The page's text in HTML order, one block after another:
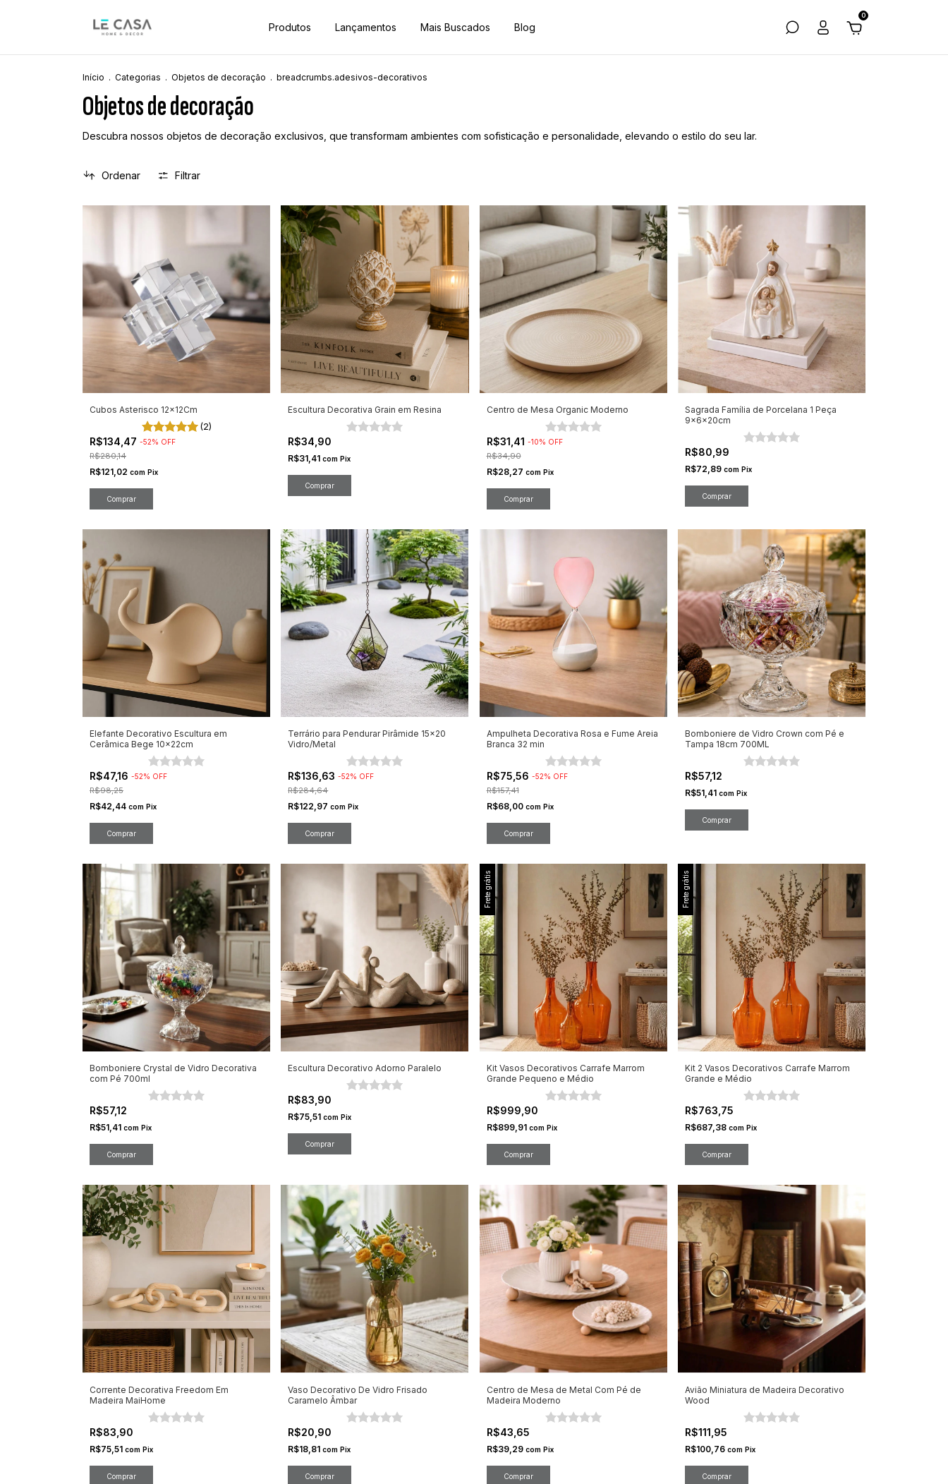
Produtos Lançamentos Mais Buscados Blog
0
Início . Categorias . Objetos de decoração . breadcrumbs.adesivos-decorativos
Objetos de decoração
Descubra nossos objetos de decoração exclusivos, que transformam ambientes com sofisticação e personalidade, elevando o estilo do seu lar.
Ordenar Filtrar
Cubos Asterisco 12x12Cm
(2)
R$134,47 -52% OFF
R$280,14
R$121,02 com Pix
Escultura Decorativa Grain em Resina
R$34,90
R$31,41com Pix
Centro de Mesa Organic Moderno
R$31,41 -10% OFF
R$34,90
R$28,27 com Pix
Comprar
Sagrada Família de Porcelana 1 Peça
9x6x20cm
R$80,99
R$72,89 com Pix
Elefante Decorativo Escultura em
Cerâmica Bege 10x22cm
R$47,16 -52% OFF
R$98,25
R$42,44 com Pix
Terrário para Pendurar Pirâmide 15x20
Vidro/Metal
R$136,63-52% OFF
R$284,64
R$122,97com Pix
Ampulheta Decorativa Rosa e Fume Areia
Branca 32 min
R$75,56 -52% OFF
R$157,41
R$68,00 com Pix
Bomboniere de Vidro Crown com Pé e
Tampa 18cm 700ML
R$57,12
R$51,41 com Pix
Bomboniere Crystal de Vidro Decorativa
com Pé 700ml
R$57,12
R$51,41 com Pix
Escultura Decorativo Adorno Paralelo
R$83,90
R$75,51com Pix
Frete grátis
Kit Vasos Decorativos Carrafe Marrom
Grande Pequeno e Médio
R$999,90
R$899,91 com Pix
Frete grátis
Kit 2 Vasos Decorativos Carrafe Marrom
Grande e Médio
R$763,75
R$687,38 com Pix
Corrente Decorativa Freedom Em
Madeira MaiHome
R$83,90
R$75,51 com Pix
Comprar
Vaso Decorativo De Vidro Frisado
Caramelo Âmbar
R$20,90
R$18,81com Pix
Comprar
Centro de Mesa de Metal Com Pé de
Madeira Moderno
R$43,65
R$39,29 com Pix
Comprar
Avião Miniatura de Madeira Decorativo
Wood
R$111,95
R$100,76 com Pix